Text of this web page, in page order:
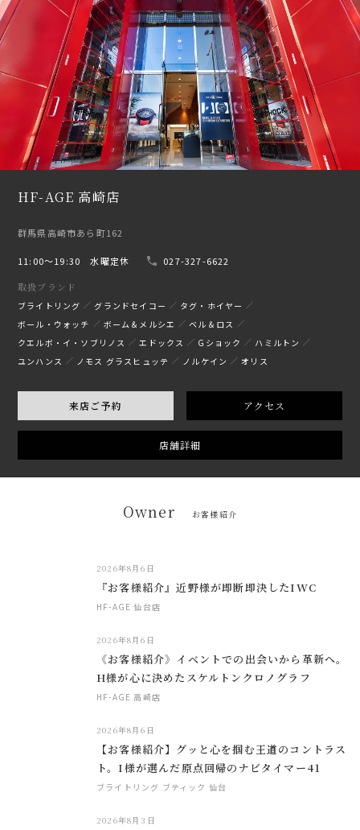
HF-AGE 高崎店
群馬県高崎市あら町162
11:00〜19:30 水曜定休
027-327-6622
取扱ブランド
ブライトリング グランドセイコー
タグ・ホイヤー
ボール・ウォッチ
ボーム＆メルシエ
ベル＆ロス
クエルボ・イ・ソブリノス
エドックス Gショック
ハミルトン
ユンハンス
ノモス グラスヒュッテ ノルケイン オリス
来店ご予約 アクセス
店舗詳細
Owner お客様紹介
2026年8月6日
『お客様紹介』近野様が即断即決したIWC
HF-AGE 仙台店
2026年8月6日
《お客様紹介》イベントでの出会いから革新へ。
H様が心に決めたスケルトンクロノグラフ
HF-AGE 高崎店
2026年8月6日
【お客様紹介】グッと心を掴む王道のコントラス
ト。I様が選んだ原点回帰のナビタイマー41
ブライトリング ブティック 仙台
2026年8月3日